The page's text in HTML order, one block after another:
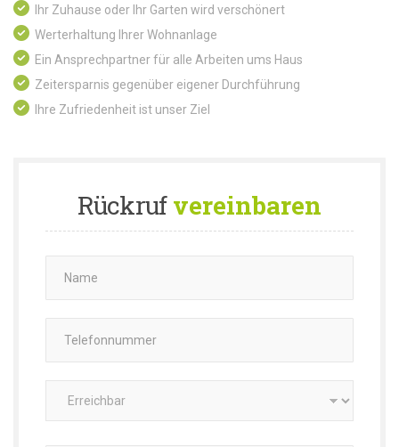
Ihr Zuhause oder Ihr Garten wird verschönert
Werterhaltung Ihrer Wohnanlage
Ein Ansprechpartner für alle Arbeiten ums Haus
Zeitersparnis gegenüber eigener Durchführung
Ihre Zufriedenheit ist unser Ziel
Rückrufvereinbaren